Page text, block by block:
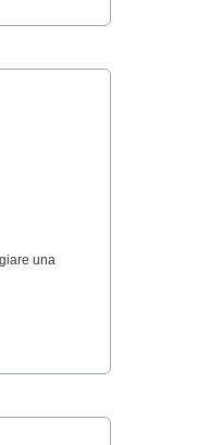
una